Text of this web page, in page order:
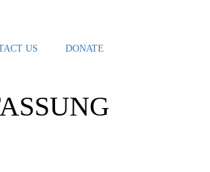
US DONATE